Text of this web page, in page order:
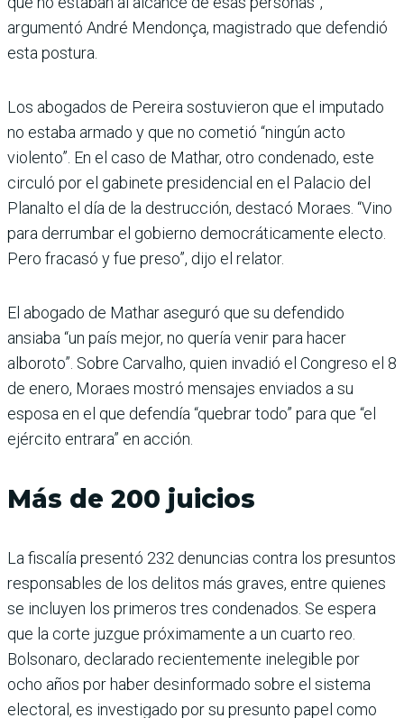
argumentó André Mendonça, magistrado que defendió
esta postura.
Los abogados de Pereira sostuvieron que el imputado
no estaba armado y que no cometió “ningún acto
violento”. En el caso de Mathar, otro condenado, este
circuló por el gabinete presidencial en el Palacio del
Planalto el día de la destrucción, destacó Moraes. “Vino
para derrumbar el gobierno democráticamente electo.
Pero fracasó y fue preso”, dijo el relator.
El abogado de Mathar aseguró que su defendido
ansiaba “un país mejor, no quería venir para hacer
alboroto”. Sobre Carvalho, quien invadió el Congreso el 8
de enero, Moraes mostró mensajes enviados a su
esposa en el que defendía “quebrar todo” para que “el
ejército entrara” en acción.
Más de 200 juicios
La fiscalía presentó 232 denuncias contra los presuntos
responsables de los delitos más graves, entre quienes
se incluyen los primeros tres condenados. Se espera
que la corte juzgue próximamente a un cuarto reo.
Bolsonaro, declarado recientemente inelegible por
ocho años por haber desinformado sobre el sistema
electoral, es investigado por su presunto papel como